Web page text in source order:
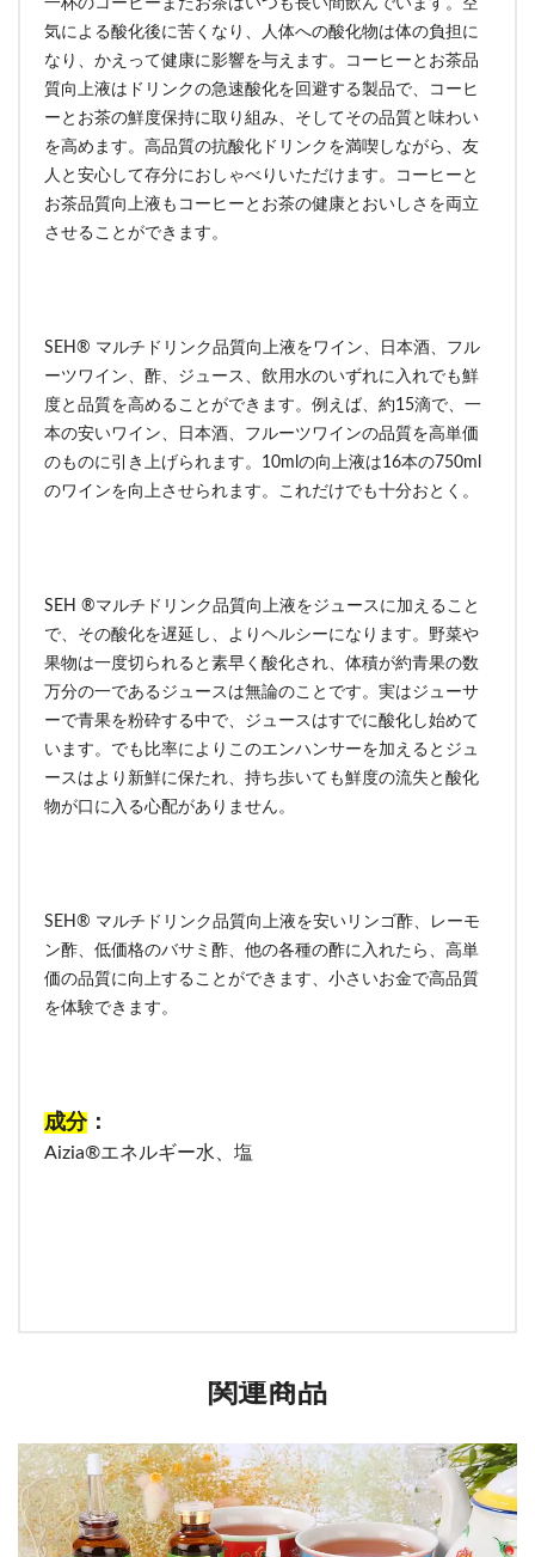
気による酸化後に苦くなり、人体への酸化物は体の負担に
なり、かえって健康に影響を与えます。コーヒーとお茶品
質向上液はドリンクの急速酸化を回避する製品で、コーヒ
ーとお茶の鮮度保持に取り組み、そしてその品質と味わい
を高めます。高品質の抗酸化ドリンクを満喫しながら、友
人と安心して存分におしゃべりいただけます。コーヒーと
お茶品質向上液もコーヒーとお茶の健康とおいしさを両立
させることができます。
SEH® マルチドリンク品質向上液をワイン、日本酒、フル
ーツワイン、酢、ジュース、飲用水のいずれに入れでも鮮
度と品質を高めることができます。例えば、約15滴で、一
本の安いワイン、日本酒、フルーツワインの品質を高単価
のものに引き上げられます。10mlの向上液は16本の750ml
のワインを向上させられます。これだけでも十分おとく。
SEH ®マルチドリンク品質向上液をジュースに加えること
で、その酸化を遅延し、よりヘルシーになります。野菜や
果物は一度切られると素早く酸化され、体積が約青果の数
万分の一であるジュースは無論のことです。実はジューサ
ーで青果を粉砕する中で、ジュースはすでに酸化し始めて
います。でも比率によりこのエンハンサーを加えるとジュ
ースはより新鮮に保たれ、持ち歩いても鮮度の流失と酸化
物が口に入る心配がありません。
SEH® マルチドリンク品質向上液を安いリンゴ酢、レーモ
ン酢、低価格のバサミ酢、他の各種の酢に入れたら、高単
価の品質に向上することができます、小さいお金で高品質
を体験できます。
成分：
Aizia®エネルギー水、塩
関連商品